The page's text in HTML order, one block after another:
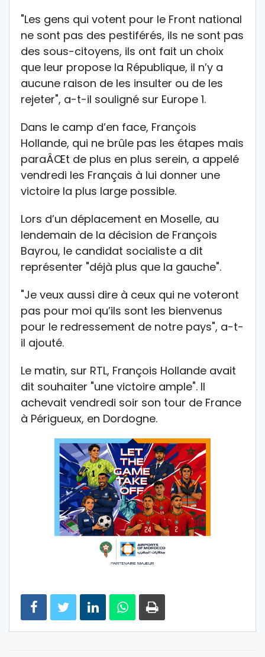
"Les gens qui votent pour le Front national
ne sont pas des pestiférés, ils ne sont pas
des sous-citoyens, ils ont fait un choix
que leur propose la République, il n’y a
aucune raison de les insulter ou de les
rejeter", a-t-il souligné sur Europe 1.
Dans le camp d’en face, François
Hollande, qui ne brûle pas les étapes mais
paraÂŒt de plus en plus serein, a appelé
vendredi les Français à lui donner une
victoire la plus large possible.
Lors d’un déplacement en Moselle, au
lendemain de la décision de François
Bayrou, le candidat socialiste a dit
représenter "déjà plus que la gauche".
"Je veux aussi dire à ceux qui ne voteront
pas pour moi qu’ils sont les bienvenus
pour le redressement de notre pays", a-t-
il ajouté.
Le matin, sur RTL, François Hollande avait
dit souhaiter "une victoire ample". Il
achevait vendredi soir son tour de France
à Périgueux, en Dordogne.